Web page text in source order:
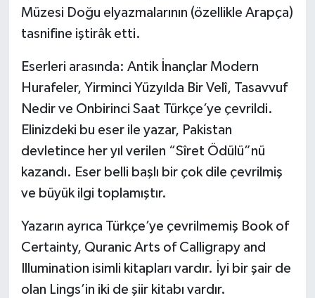
Müzesi Doğu elyazmalarının (özellikle Arapça)
tasnifine iştirâk etti.
Eserleri arasında: Antik İnançlar Modern
Hurafeler, Yirminci Yüzyılda Bir Velî, Tasavvuf
Nedir ve Onbirinci Saat Türkçe’ye çevrildi.
Elinizdeki bu eser ile yazar, Pakistan
devletince her yıl verilen “Sîret Ödülü”nü
kazandı. Eser belli başlı bir çok dile çevrilmiş
ve büyük ilgi toplamıştır.
Yazarın ayrıca Türkçe’ye çevrilmemiş Book of
Certainty, Quranic Arts of Calligrapy and
Illumination isimli kitapları vardır. İyi bir şair de
olan Lings’in iki de şiir kitabı vardır.